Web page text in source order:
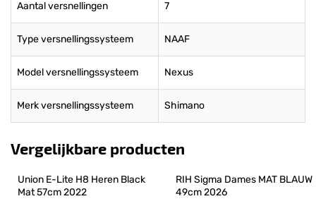
Aantal versnellingen 7
Type versnellingssysteem NAAF
Model versnellingssysteem Nexus
Merk versnellingssysteem Shimano
Vergelijkbare producten
Union E-Lite H8 Heren Black
Mat 57cm 2022
RIH Sigma Dames MAT BLAUW
49cm 2026